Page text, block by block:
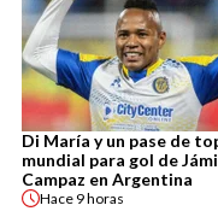
Di María y un pase de
mundial para gol de
Campaz en Argentina
Hace 9 horas